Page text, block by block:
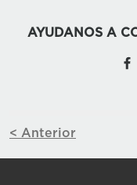
AYUDANOS A
< Anterior